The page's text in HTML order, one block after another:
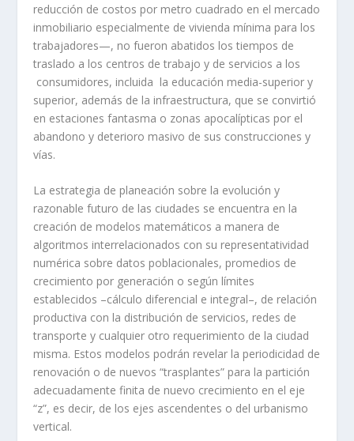
reducción de costos por metro cuadrado en el mercado
inmobiliario especialmente de vivienda mínima para los
trabajadores—, no fueron abatidos los tiempos de
traslado a los centros de trabajo y de servicios a los
consumidores, incluida la educación media-superior y
superior, además de la infraestructura, que se convirtió
en estaciones fantasma o zonas apocalípticas por el
abandono y deterioro masivo de sus construcciones y
vías.
La estrategia de planeación sobre la evolución y
razonable futuro de las ciudades se encuentra en la
creación de modelos matemáticos a manera de
algoritmos interrelacionados con su representatividad
numérica sobre datos poblacionales, promedios de
crecimiento por generación o según límites
establecidos –cálculo diferencial e integral–, de relación
productiva con la distribución de servicios, redes de
transporte y cualquier otro requerimiento de la ciudad
misma. Estos modelos podrán revelar la periodicidad de
renovación o de nuevos “trasplantes” para la partición
adecuadamente finita de nuevo crecimiento en el eje
“z”, es decir, de los ejes ascendentes o del urbanismo
vertical.